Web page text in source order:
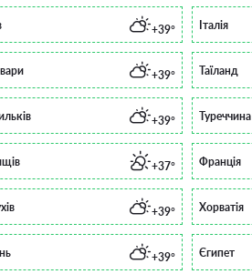
+39°
+39°
+39°
+37°
+39°
+39°
Італія
Таїланд
Туреччина
Франція
Хорватія
Єгипет